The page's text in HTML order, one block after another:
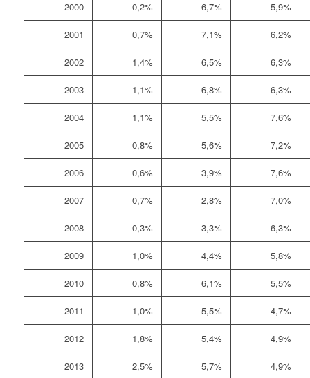
2000 0,2% 6,7% 5,9%
2001 0,7% 7,1% 6,2%
2002 1,4% 6,5% 6,3%
2003 1,1% 6,8% 6,3%
2004 1,1% 5,5% 7,6%
2005 0,8% 5,6% 7,2%
2006 0,6% 3,9% 7,6%
2007 0,7% 2,8% 7,0%
2008 0,3% 3,3% 6,3%
2009 1,0% 4,4% 5,8%
2010 0,8% 6,1% 5,5%
2011 1,0% 5,5% 4,7%
2012 1,8% 5,4% 4,9%
2013 2,5% 5,7% 4,9%